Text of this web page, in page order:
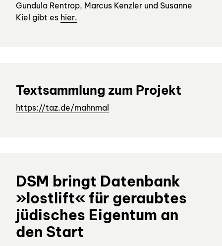
Gundula Rentrop, Marcus Kenzler und Susanne
Kiel gibt es hier.
Textsammlung zum Projekt
https://taz.de/mahnmal
DSM bringt Datenbank
»lostlift« für geraubtes
jüdisches Eigentum an
den Start